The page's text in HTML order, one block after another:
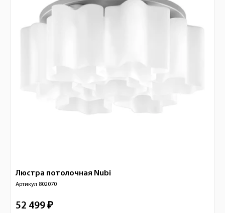
Люстра потолочная Nubi
Артикул 802070
52 499 ₽